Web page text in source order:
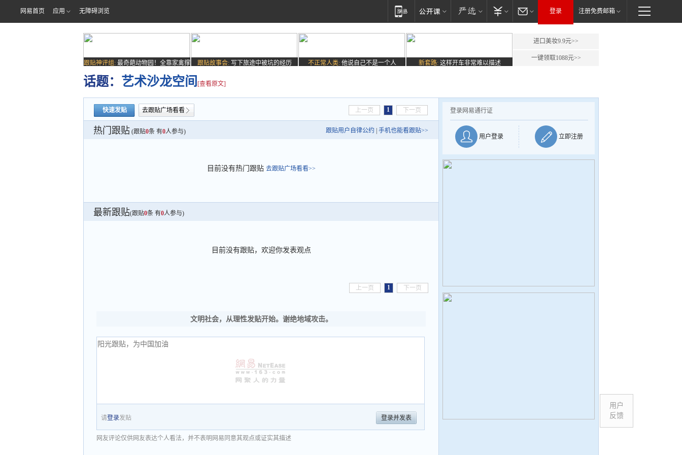
网易首页 应用 无障碍浏览 登录 注册免费邮箱
跟贴神评组: 最奇葩动物园！全靠家禽撑
场子
跟贴故事会: 写下旅途中被坑的经历 不正常人类: 他说自己不是一个人 新套路: 这样开车非常难以描述
进口美妆9.9元>>
一键领取1088元>>
话题： 艺术沙龙空间 [查看原文]
快速发贴 去跟贴广场看看 上一页 1 下一页
热门跟贴 (跟贴0条 有0人参与) 跟贴用户自律公约 手机也能看跟贴>>
目前没有热门跟贴 去跟贴广场看看>>
最新跟贴(跟贴0条 有0人参与)
目前没有跟贴，欢迎你发表观点
上一页 1 下一页
文明社会，从理性发贴开始。谢绝地域攻击。
请登录发贴 登录并发表
网友评论仅供网友表达个人看法，并不表明网易同意其观点或证实其描述
登录网易通行证
用户登录 立即注册
用户
反馈